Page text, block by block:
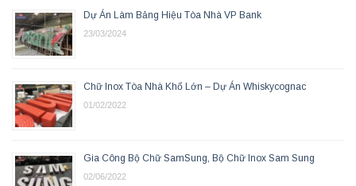
Dự Án Làm Bảng Hiệu Tòa Nhà VP Bank
23/03/2024
Chữ Inox Tòa Nhà Khổ Lớn – Dự Án Whiskycognac
01/02/2022
Gia Công Bộ Chữ SamSung, Bộ Chữ Inox Sam Sung
02/06/2022